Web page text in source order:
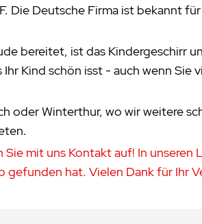
Die Deutsche Firma ist bekannt
bereitet, ist das Kindergeschirr
Kind schön isst - auch wenn Sie
oder Winterthur, wo wir weitere
mit uns Kontakt auf! In unseren
gefunden hat. Vielen Dank für Ihr